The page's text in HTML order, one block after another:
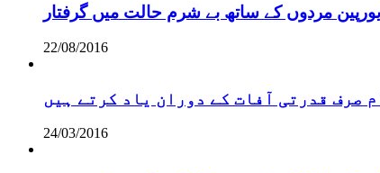
22/08/2016
صرف قدرتی آفات کے دوران یاد کرتے ہیں
24/03/2016